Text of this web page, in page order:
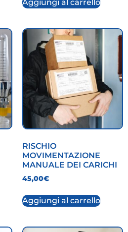
Aggiungi al carrello
RISCHIO
MOVIMENTAZIONE
MANUALE DEI CARICHI
45,00€
Aggiungi al carrello